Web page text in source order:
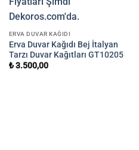
ERVA DUVAR KAĞIDI
Erva Duvar Kağıdı Bej İtalyan
Tarzı Duvar Kağıtları GT10205
₺3.500,00